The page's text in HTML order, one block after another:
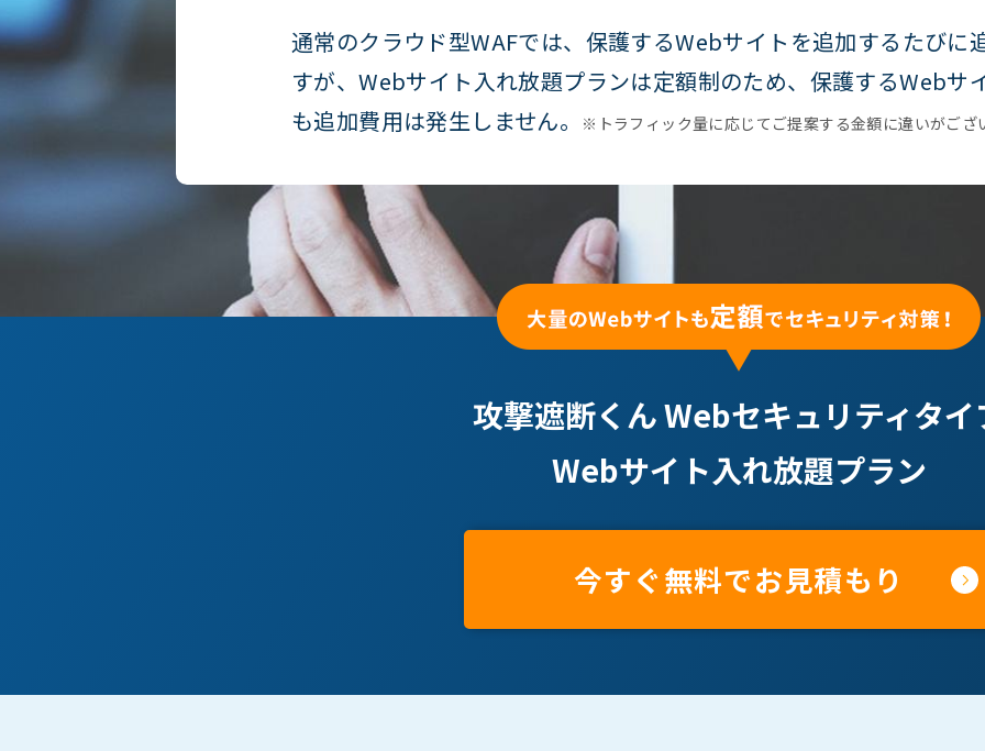
通常のクラウド型WAFでは、保護するWebサイトを追加するたびに
すが、Webサイト入れ放題プランは定額制のため、保護するWebサ
も追加費用は発生しません。
※トラフィック量に応じてご提案する金額に違いがござ
攻撃遮断くん Webセキュリティタイ
Webサイト入れ放題プラン
今すぐ無料でお見積もり